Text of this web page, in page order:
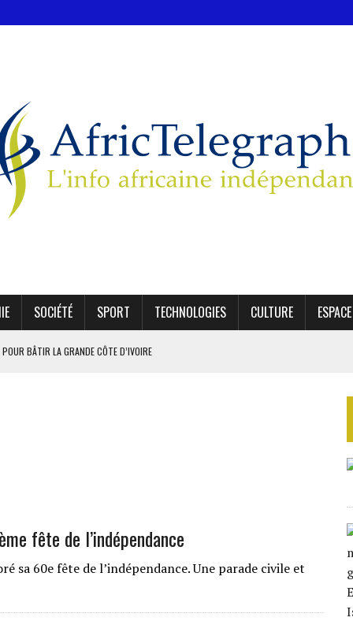
SOCIÉTÉ SPORT TECHNOLOGIES CULTURE
BÂTIR LA GRANDE CÔTE D’IVOIRE
fête de l’indépendance
sa 60e fête de l’indépendance. Une parade civile et